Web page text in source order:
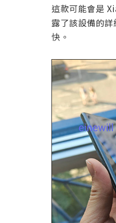
這款可能會是
露了該設備的
快。